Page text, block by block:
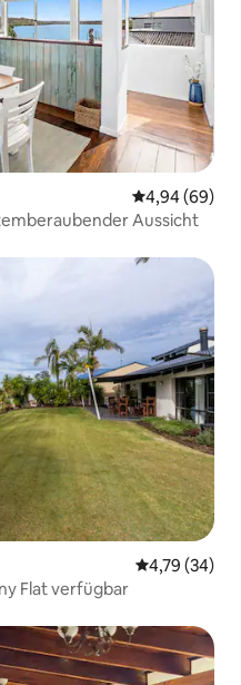
4,94 (69)
Aussicht
4,79 (34)
Flat verfügbar